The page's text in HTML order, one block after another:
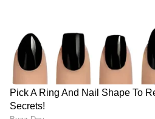
ആയുധങ്ങള്‍
പരിശീലനം നടത്തുകയും
കുറ്റങ്ങളാണ്
ചുമത്തിയിരുന്നത്. ഈ
ഒരാള്‍ സ്‍ത്രീ പീഡന
പിടിച്ചുവെച്ച് ഫോട്ടോ എടുത്ത്